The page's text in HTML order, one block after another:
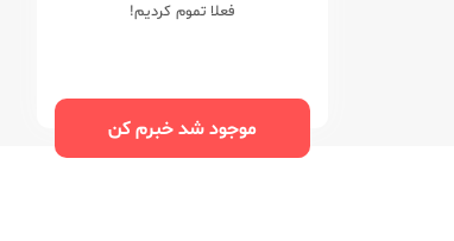
فعلا تموم کردیم!
موجود شد خبرم کن